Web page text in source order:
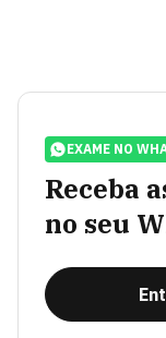
EXAME NO
Receba
no seu